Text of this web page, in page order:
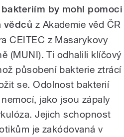
by mohl pomoci
vědců z Akademie věd ČR
CEITEC z Masarykovy
(MUNI). Ti odhalili klíčový
působení bakterie ztrácí
se. Odolnost bakterií
jako jsou zápaly
Jejich schopnost
je zakódovaná v